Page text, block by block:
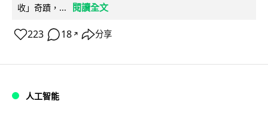
收」奇蹟，...
閱讀全文
223 18 ↗ 分享
人工智能